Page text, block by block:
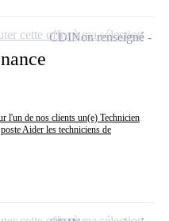
l'un de nos clients un(e) Technicien
Aider les techniciens de
CDINon renseigné
cette offre à ma sélection